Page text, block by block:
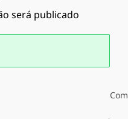
será publicado